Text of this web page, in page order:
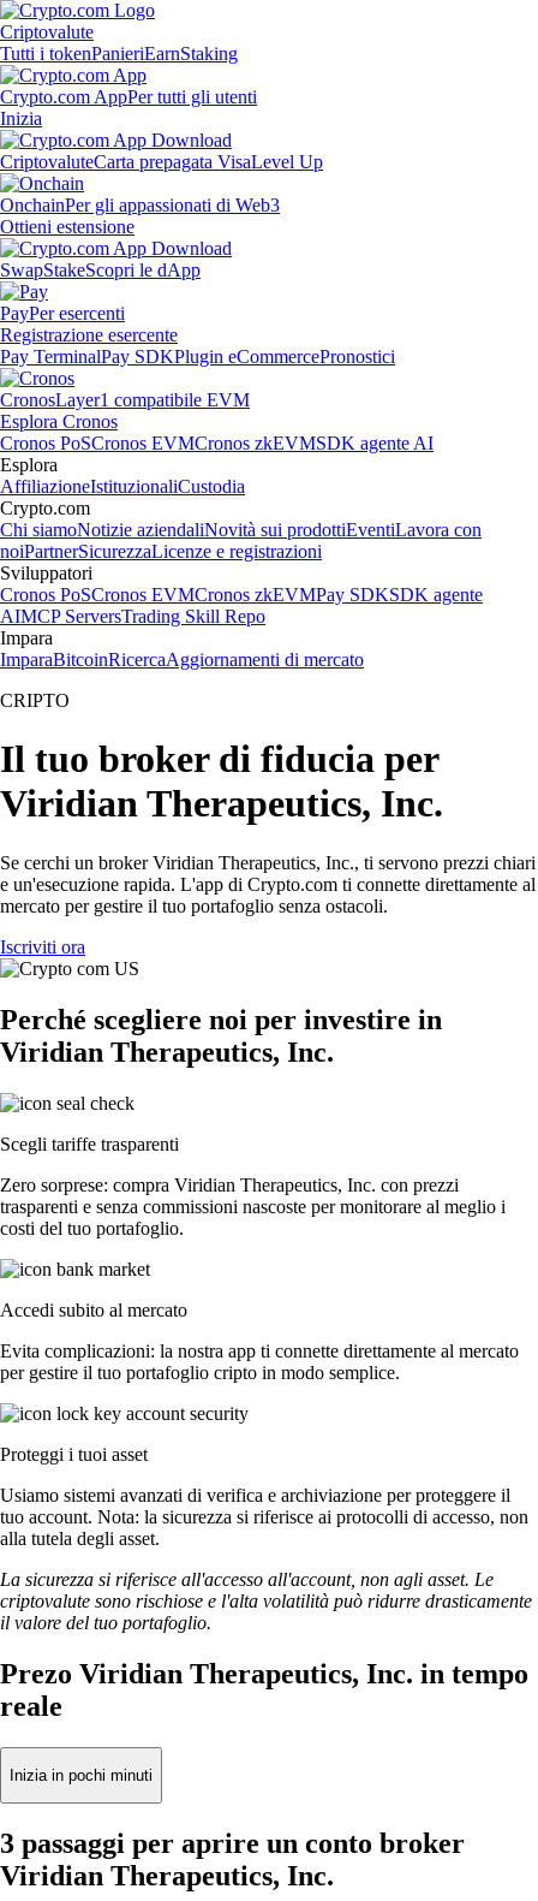
Criptovalute
Tutti i tokenPanieriEarnStaking
Crypto.com AppPer tutti gli utenti
Inizia
CriptovaluteCarta prepagata VisaLevel Up
OnchainPer gli appassionati di Web3
Ottieni estensione
SwapStakeScopri le dApp
PayPer esercenti
Registrazione esercente
Pay TerminalPay SDKPlugin eCommercePronostici
CronosLayer1 compatibile EVM
Esplora Cronos
Cronos PoSCronos EVMCronos zkEVMSDK agente AI
Esplora
AffiliazioneIstituzionaliCustodia
Crypto.com
Chi siamoNotizie aziendaliNovità sui prodottiEventiLavora con
noiPartnerSicurezzaLicenze e registrazioni
Sviluppatori
Cronos PoSCronos EVMCronos zkEVMPay SDKSDK agente
AIMCP ServersTrading Skill Repo
Impara
ImparaBitcoinRicercaAggiornamenti di mercato
CRIPTO
Il tuo broker di fiducia per
Viridian Therapeutics, Inc.
Se cerchi un broker Viridian Therapeutics, Inc., ti servono prezzi chiari
e un'esecuzione rapida. L'app di Crypto.com ti connette direttamente al
mercato per gestire il tuo portafoglio senza ostacoli.
Iscriviti ora
Perché scegliere noi per investire in
Viridian Therapeutics, Inc.
Scegli tariffe trasparenti
Zero sorprese: compra Viridian Therapeutics, Inc. con prezzi
trasparenti e senza commissioni nascoste per monitorare al meglio i
costi del tuo portafoglio.
Accedi subito al mercato
Evita complicazioni: la nostra app ti connette direttamente al mercato
per gestire il tuo portafoglio cripto in modo semplice.
Proteggi i tuoi asset
Usiamo sistemi avanzati di verifica e archiviazione per proteggere il
tuo account. Nota: la sicurezza si riferisce ai protocolli di accesso, non
alla tutela degli asset.
La sicurezza si riferisce all'accesso all'account, non agli asset. Le
criptovalute sono rischiose e l'alta volatilità può ridurre drasticamente
il valore del tuo portafoglio.
Prezo Viridian Therapeutics, Inc. in tempo
reale
Inizia in pochi minuti
3 passaggi per aprire un conto broker
Viridian Therapeutics, Inc.